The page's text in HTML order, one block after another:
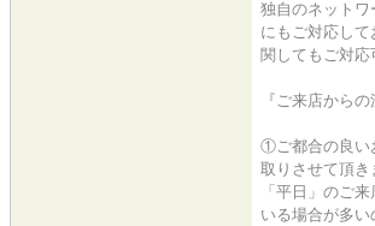
独自のネット
にもご対応し
関してもご対応
『ご来店からの
①ご都合の良い
取りさせて頂き
「平日」のご
いる場合が多